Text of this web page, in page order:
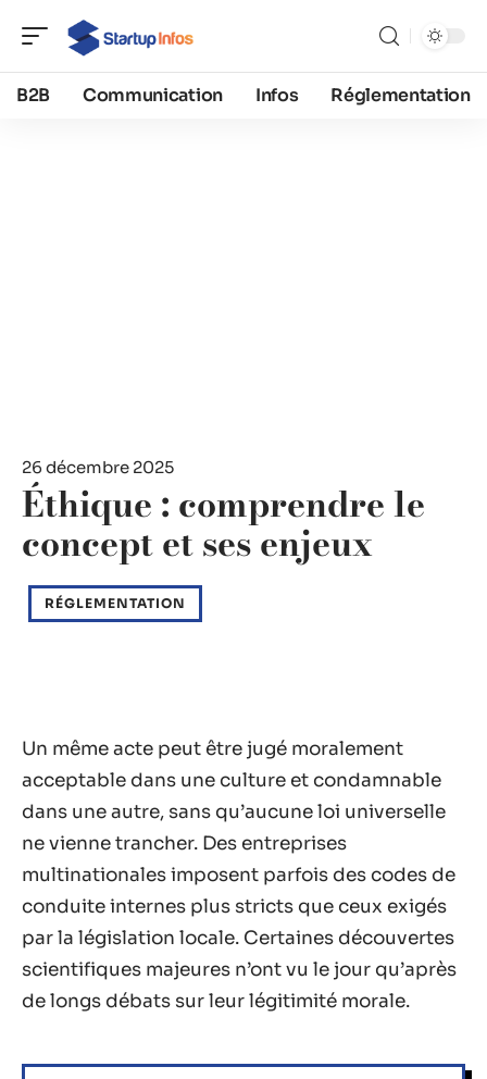
B2B Communication Infos Réglementation
26 décembre 2025
Éthique : comprendre le
concept et ses enjeux
RÉGLEMENTATION
Un même acte peut être jugé moralement
acceptable dans une culture et condamnable
dans une autre, sans qu’aucune loi universelle
ne vienne trancher. Des entreprises
multinationales imposent parfois des codes de
conduite internes plus stricts que ceux exigés
par la législation locale. Certaines découvertes
scientifiques majeures n’ont vu le jour qu’après
de longs débats sur leur légitimité morale.